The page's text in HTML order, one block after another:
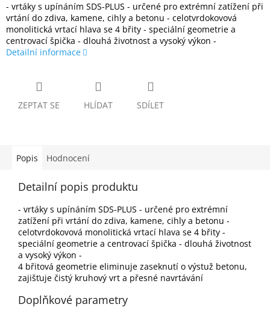
- vrtáky s upínáním SDS-PLUS - určené pro extrémní zatížení při
vrtání do zdiva, kamene, cihly a betonu - celotvrdokovová
monolitická vrtací hlava se 4 břity - speciální geometrie a
centrovací špička - dlouhá životnost a vysoký výkon -
Detailní informace
ZEPTAT SE HLÍDAT SDÍLET
Popis Hodnocení
Detailní popis produktu
- vrtáky s upínáním SDS-PLUS - určené pro extrémní
zatížení při vrtání do zdiva, kamene, cihly a betonu -
celotvrdokovová monolitická vrtací hlava se 4 břity -
speciální geometrie a centrovací špička - dlouhá životnost
a vysoký výkon -
4 břitová geometrie eliminuje zaseknutí o výstuž betonu,
zajišťuje čistý kruhový vrt a přesné navrtávání
Doplňkové parametry